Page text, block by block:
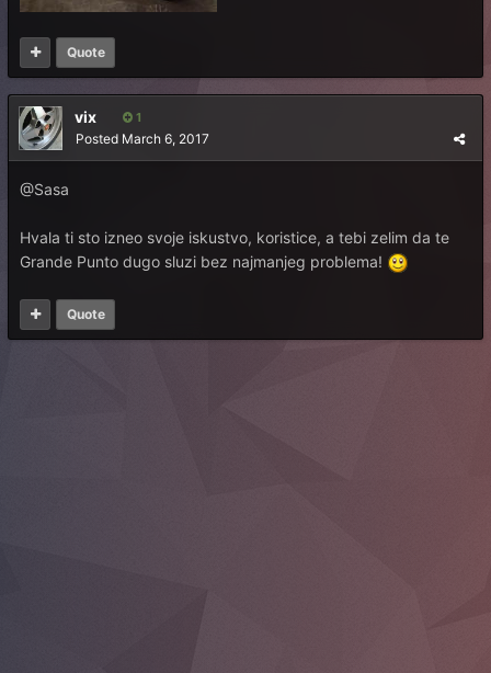
Quote
vix 1
Posted March 6, 2017
@Sasa
Hvala ti sto izneo svoje iskustvo, koristice, a tebi zelim da te
Grande Punto dugo sluzi bez najmanjeg problema!
Quote